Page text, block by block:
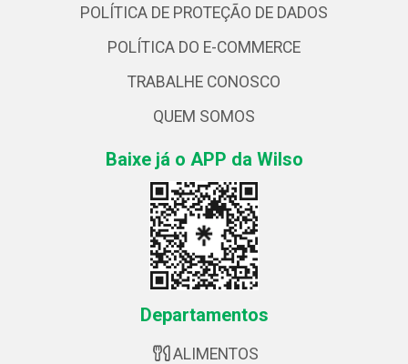
POLÍTICA DE PROTEÇÃO DE DADOS
POLÍTICA DO E-COMMERCE
TRABALHE CONOSCO
QUEM SOMOS
Baixe já o APP da Wilso
Departamentos
ALIMENTOS